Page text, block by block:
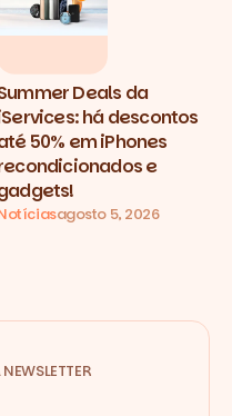
Deals da
há descontos
50% em iPhones
e
agosto 5, 2026